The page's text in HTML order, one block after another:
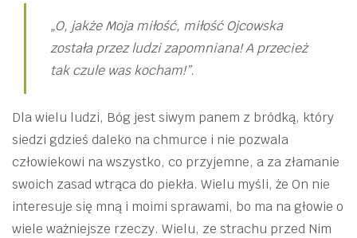
„O, jakże Moja miłość, miłość Ojcowska
została przez ludzi zapomniana! A przecież
tak czule was kocham!”.
Dla wielu ludzi, Bóg jest siwym panem z bródką, który
siedzi gdzieś daleko na chmurce i nie pozwala
człowiekowi na wszystko, co przyjemne, a za złamanie
swoich zasad wtrąca do piekła. Wielu myśli, że On nie
interesuje się mną i moimi sprawami, bo ma na głowie o
wiele ważniejsze rzeczy. Wielu, ze strachu przed Nim